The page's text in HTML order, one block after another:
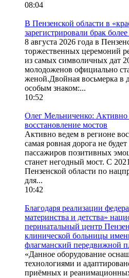
08:04
В Пензенской области в
зарегистрировали брак
8 августа 2026 года в
торжественных церемоний
из самых символичных дат
молодоженов официально
женой.Двойная восьмерка в
особым знаком:...
10:52
Олег Мельниченко: Активно
восстановление мостов
Активно ведем в регионе
самая ровная дорога не
пассажиров позитивных
станет негодный мост. С
Пензенской области по
для...
10:42
Благодаря реализации
материнства и детства»
перинатальный центр
клинической больницы
флагманский передвижной
«Данное оборудование
технологиями и
приёмных и